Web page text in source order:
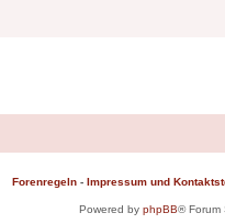
Forenregeln - Impressum und
Powered by phpBB® Forum